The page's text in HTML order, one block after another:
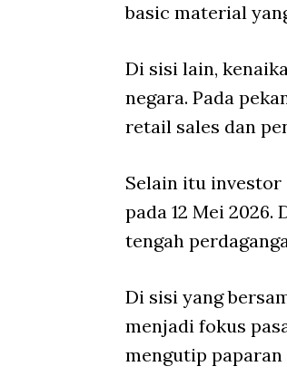
basic material
Di sisi lain,
negara. Pada
retail sales dan
Selain itu investor
pada 12 Mei 2026.
tengah
Di sisi yang
menjadi fokus
mengutip